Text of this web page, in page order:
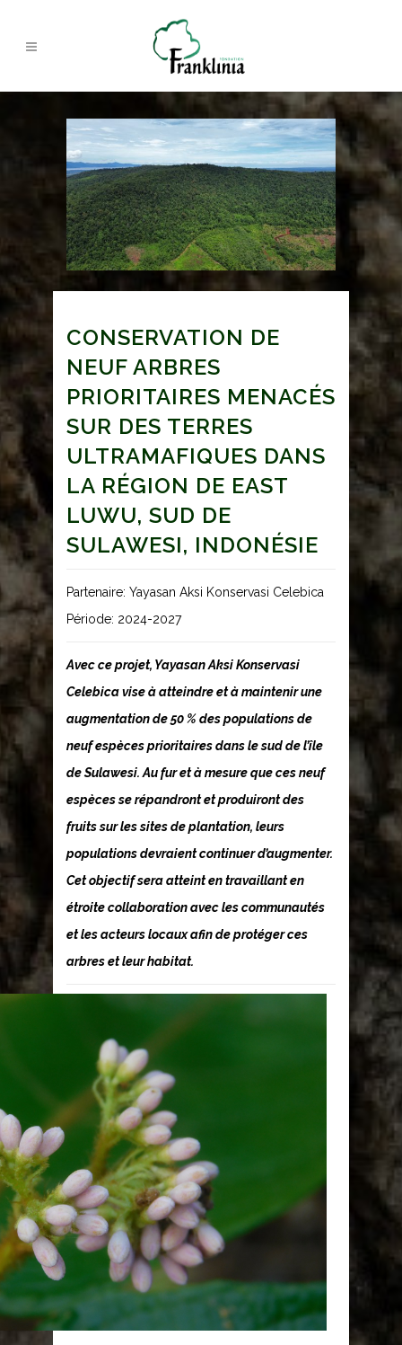
CONSERVATION DE
NEUF ARBRES
PRIORITAIRES MENACÉS
SUR DES TERRES
ULTRAMAFIQUES DANS
LA RÉGION DE EAST
LUWU, SUD DE
SULAWESI, INDONÉSIE
Partenaire: Yayasan Aksi Konservasi Celebica
Période: 2024-2027
Avec ce projet, Yayasan Aksi Konservasi
Celebica vise à atteindre et à maintenir une
augmentation de 50 % des populations de
neuf espèces prioritaires dans le sud de l’île
de Sulawesi. Au fur et à mesure que ces neuf
espèces se répandront et produiront des
fruits sur les sites de plantation, leurs
populations devraient continuer d’augmenter.
Cet objectif sera atteint en travaillant en
étroite collaboration avec les communautés
et les acteurs locaux afin de protéger ces
arbres et leur habitat.